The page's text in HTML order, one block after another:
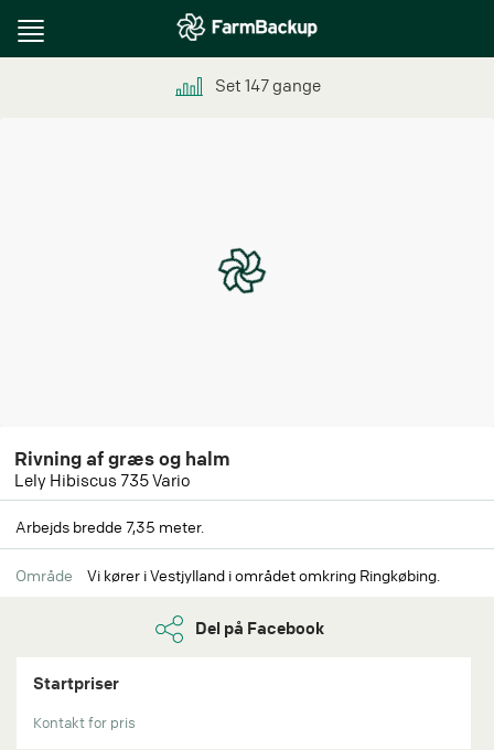
Toggle
Set 147gange
Rivning af græs og halm
Lely Hibiscus 735 Vario
Arbejds bredde 7,35 meter.
Område Vi kører i Vestjylland i området omkring Ringkøbing.
Del på Facebook
Startpriser
Kontakt for pris